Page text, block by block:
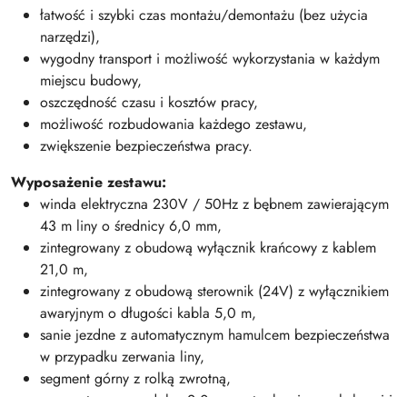
łatwość i szybki czas montażu/demontażu (bez użycia
narzędzi),
wygodny transport i możliwość wykorzystania w każdym
miejscu budowy,
oszczędność czasu i kosztów pracy,
możliwość rozbudowania każdego zestawu,
zwiększenie bezpieczeństwa pracy.
Wyposażenie zestawu:
winda elektryczna 230V / 50Hz z bębnem zawierającym
43 m liny o średnicy 6,0 mm,
zintegrowany z obudową wyłącznik krańcowy z kablem
21,0 m,
zintegrowany z obudową sterownik (24V) z wyłącznikiem
awaryjnym o długości kabla 5,0 m,
sanie jezdne z automatycznym hamulcem bezpieczeństwa
w przypadku zerwania liny,
segment górny z rolką zwrotną,